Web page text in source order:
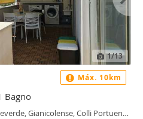
1/13
Bagno
Gianicolense, Colli Portuensi
Máx. 10km